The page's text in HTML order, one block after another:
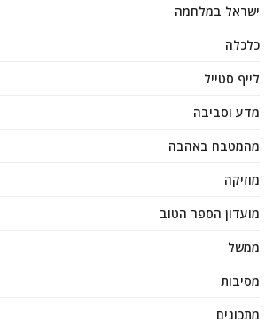
ישראל במלחמה
כלכלה
לייף סטייל
מדע וסביבה
מהמטבח באהבה
מוזיקה
מועדון הספר הטוב
ממשל
מסיבות
מתכונים